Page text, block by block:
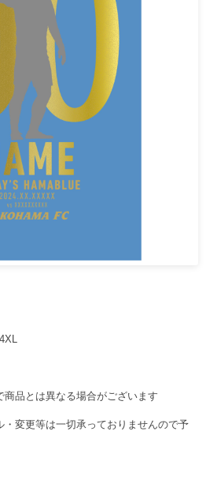
品とは異なる場合がございます
変更等は一切承っておりませんので予